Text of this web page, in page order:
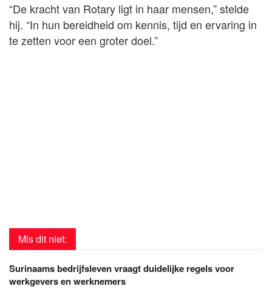
“De kracht van Rotary ligt in haar mensen,” stelde
hij. “In hun bereidheid om kennis, tijd en ervaring in
te zetten voor een groter doel.”
Mis dit niet:
Surinaams bedrijfsleven vraagt duidelijke regels voor
werkgevers en werknemers